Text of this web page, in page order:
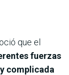
que el
fuerzas
complicada